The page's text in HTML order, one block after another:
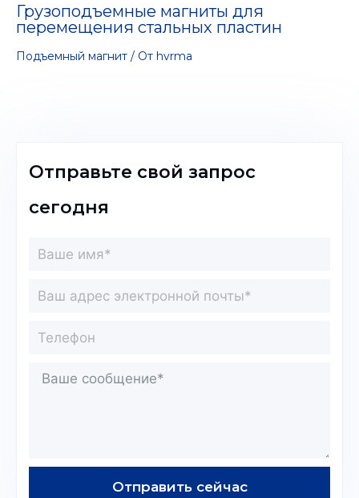
Грузоподъемные магниты для
перемещения стальных пластин
Подъемный магнит / От hvrma
Отправьте свой запрос
сегодня
Отправить сейчас